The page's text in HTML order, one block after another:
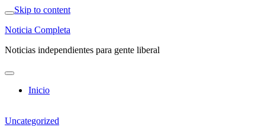
Skip to content
Noticia Completa
Noticias independientes para gente liberal
Inicio
Uncategorized